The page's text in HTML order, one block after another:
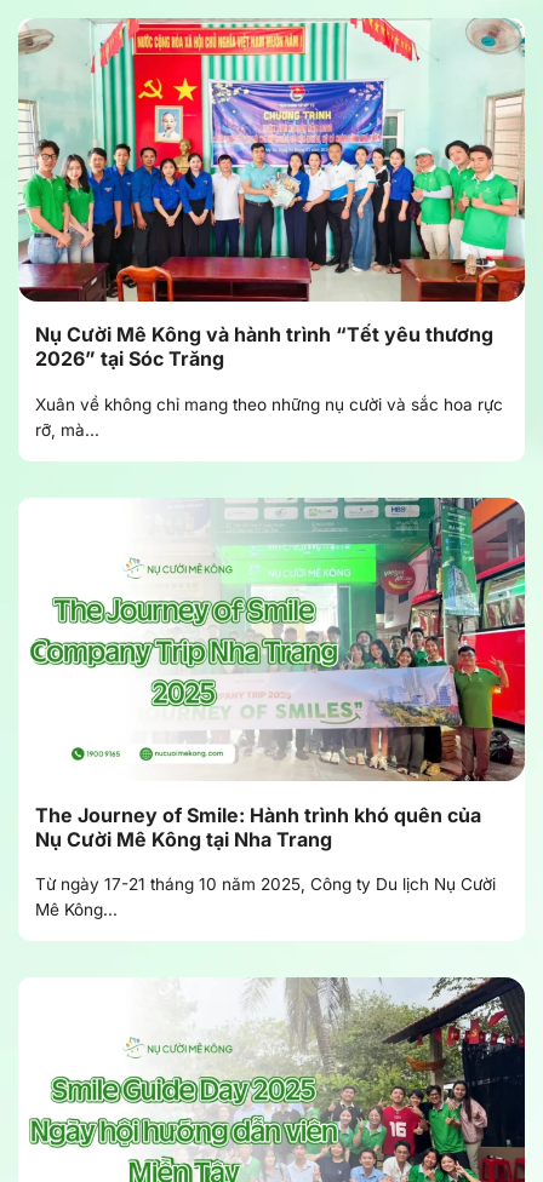
Nụ Cười Mê Kông và hành trình “Tết yêu thương
2026” tại Sóc Trăng
Xuân về không chỉ mang theo những nụ cười và sắc hoa rực
rỡ, mà...
The Journey of Smile: Hành trình khó quên của
Nụ Cười Mê Kông tại Nha Trang
Từ ngày 17-21 tháng 10 năm 2025, Công ty Du lịch Nụ Cười
Mê Kông...